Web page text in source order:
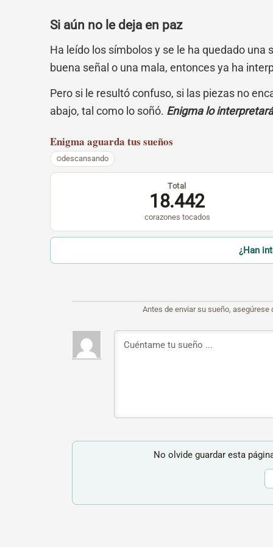
Si aún no le deja en paz
Ha leído los símbolos y se le ha quedado
buena señal o una mala, entonces ya ha
Pero si le resultó confuso, si las piezas no
abajo, tal como lo soñó. Enigma lo
Enigma aguarda tus sueños
descansando
Total
18.442
corazones tocados
¿Han
Antes de enviar su sueño,
No olvide guardar esta